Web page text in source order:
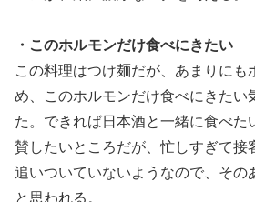
・このホルモンだけ食べにきたい
この料理はつけ麺だが、あまりにも
め、このホルモンだけ食べにきたい
た。できれば日本酒と一緒に食べた
賛したいところだが、忙しすぎて接
追いついていないようなので、その
と思われる。